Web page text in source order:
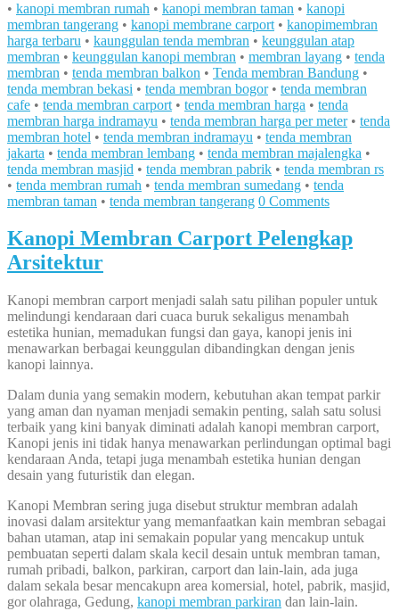
• kanopi membran rumah • kanopi membran taman • kanopi
membran tangerang • kanopi membrane carport • kanopimembran
harga terbaru • kaunggulan tenda membran • keunggulan atap
membran • keunggulan kanopi membran • membran layang • tenda
membran • tenda membran balkon • Tenda membran Bandung •
tenda membran bekasi • tenda membran bogor• tenda membran
cafe • tenda membran carport • tenda membran harga • tenda
membran harga indramayu • tenda membran harga per meter• tenda
membran hotel • tenda membran indramayu • tenda membran
jakarta • tenda membran lembang • tenda membran majalengka •
tenda membran masjid • tenda membran pabrik • tenda membran rs
• tenda membran rumah • tenda membran sumedang • tenda
membran taman • tenda membran tangerang 0 Comments
Kanopi Membran Carport Pelengkap
Arsitektur
Kanopi membran carport menjadi salah satu pilihan populer untuk
melindungi kendaraan dari cuaca buruk sekaligus menambah
estetika hunian, memadukan fungsi dan gaya, kanopi jenis ini
menawarkan berbagai keunggulan dibandingkan dengan jenis
kanopi lainnya.
Dalam dunia yang semakin modern, kebutuhan akan tempat parkir
yang aman dan nyaman menjadi semakin penting, salah satu solusi
terbaik yang kini banyak diminati adalah kanopi membran carport,
Kanopi jenis ini tidak hanya menawarkan perlindungan optimal bagi
kendaraan Anda, tetapi juga menambah estetika hunian dengan
desain yang futuristik dan elegan.
Kanopi Membran sering juga disebut struktur membran adalah
inovasi dalam arsitektur yang memanfaatkan kain membran sebagai
bahan utaman, atap ini semakain popular yang mencakup untuk
pembuatan seperti dalam skala kecil desain untuk membran taman,
rumah pribadi, balkon, parkiran, carport dan lain-lain, ada juga
dalam sekala besar mencakupn area komersial, hotel, pabrik, masjid,
gor olahraga, Gedung, kanopi membran parkiran dan lain-lain.